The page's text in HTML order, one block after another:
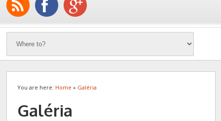
You are here: Home » Galéria
Galéria